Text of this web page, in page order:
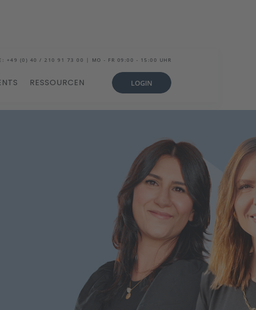
+49 (0) 40 / 210 91 73 00 | MO - FR 09:00 - 15:00 UHR
RESSOURCEN LOGIN